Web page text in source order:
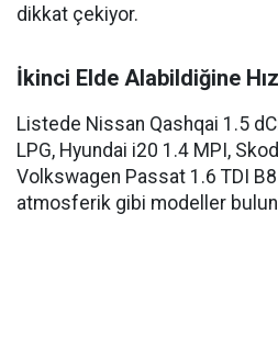
dikkat çekiyor.
İkinci Elde Alabildiğine
Listede Nissan Qashqai 1.5
LPG, Hyundai i20 1.4 MPI,
Volkswagen Passat 1.6 TDI
atmosferik gibi modeller